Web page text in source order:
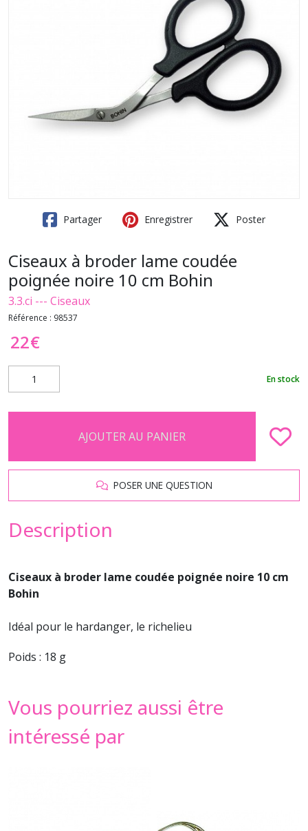
Partager Enregistrer Poster
Ciseaux à broder lame coudée
poignée noire 10 cm Bohin
3.3.ci --- Ciseaux
Référence : 98537
22€
En stock
AJOUTER AU PANIER
POSER UNE QUESTION
Description
Ciseaux à broder lame coudée poignée noire 10 cm
Bohin
Idéal pour le hardanger, le richelieu
Poids : 18 g
Vous pourriez aussi être
intéressé par